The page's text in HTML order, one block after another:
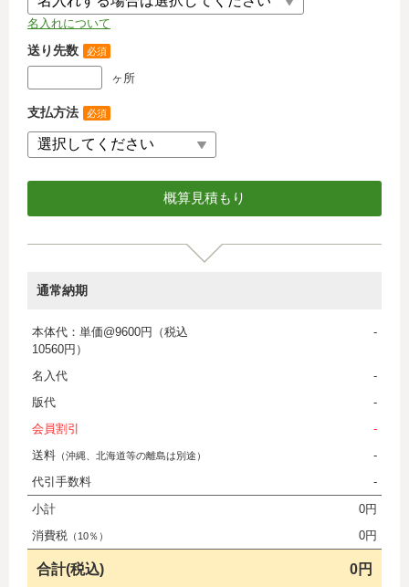
名入れについて
送り先数 必須
ヶ所
支払方法 必須
通常納期
本体代：単価@9600円（税込
10560円）
-
名入代
-
版代
-
会員割引
-
送料 （沖縄、北海道等の離島は別途）
-
代引手数料
-
小計
0円
消費税 （10％） 0円
合計(税込) 0円